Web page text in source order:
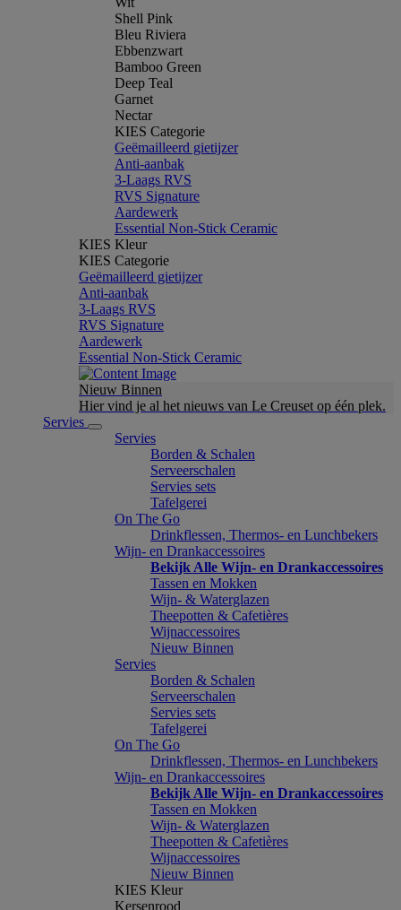
Shell Pink
Bleu Riviera
Ebbenzwart
Bamboo Green
Deep Teal
Garnet
Nectar
KIES Categorie
Geëmailleerd gietijzer
Anti-aanbak
3-Laags RVS
RVS Signature
Aardewerk
Essential Non-Stick Ceramic
KIES Kleur
KIES Categorie
Geëmailleerd gietijzer
Anti-aanbak
3-Laags RVS
RVS Signature
Aardewerk
Essential Non-Stick Ceramic
Nieuw Binnen
Hier vind je al het nieuws van Le Creuset op één plek.
Servies
Servies
Borden & Schalen
Serveerschalen
Servies sets
Tafelgerei
On The Go
Drinkflessen, Thermos- en Lunchbekers
Wijn- en Drankaccessoires
Bekijk Alle Wijn- en Drankaccessoires
Tassen en Mokken
Wijn- & Waterglazen
Theepotten & Cafetières
Wijnaccessoires
Nieuw Binnen
Servies
Borden & Schalen
Serveerschalen
Servies sets
Tafelgerei
On The Go
Drinkflessen, Thermos- en Lunchbekers
Wijn- en Drankaccessoires
Bekijk Alle Wijn- en Drankaccessoires
Tassen en Mokken
Wijn- & Waterglazen
Theepotten & Cafetières
Wijnaccessoires
Nieuw Binnen
KIES Kleur
Kersenrood